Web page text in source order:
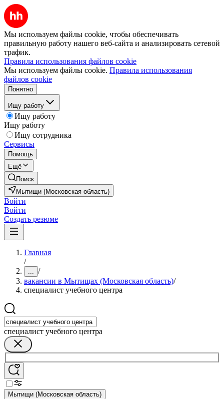
Мы используем файлы cookie, чтобы обеспечивать
правильную работу нашего веб-сайта и анализировать сетевой
трафик.
Правила использования файлов cookie
Мы используем файлы cookie. Правила использования
файлов cookie
Понятно
Ищу работу
Ищу работу
Ищу работу
Ищу сотрудника
Сервисы
Помощь
Ещё
Поиск
Мытищи (Московская область)
Войти
Войти
Создать резюме
Главная
/
... /
вакансии в Мытищах (Московская область)/
специалист учебного центра
специалист учебного центра
Мытищи (Московская область)